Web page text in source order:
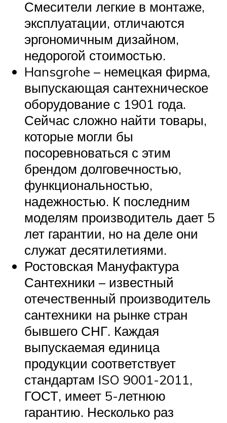
Смесители легкие в монтаже,
эксплуатации, отличаются
эргономичным дизайном,
недорогой стоимостью.
Hansgrohe – немецкая фирма,
выпускающая сантехническое
оборудование с 1901 года.
Сейчас сложно найти товары,
которые могли бы
посоревноваться с этим
брендом долговечностью,
функциональностью,
надежностью. К последним
моделям производитель дает 5
лет гарантии, но на деле они
служат десятилетиями.
Ростовская Мануфактура
Сантехники – известный
отечественный производитель
сантехники на рынке стран
бывшего СНГ. Каждая
выпускаемая единица
продукции соответствует
стандартам ISO 9001-2011,
ГОСТ, имеет 5-летнюю
гарантию. Несколько раз